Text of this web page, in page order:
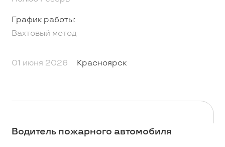
График работы:
Вахтовый метод
01 июня 2026 Красноярск
Водитель пожарного автомобиля